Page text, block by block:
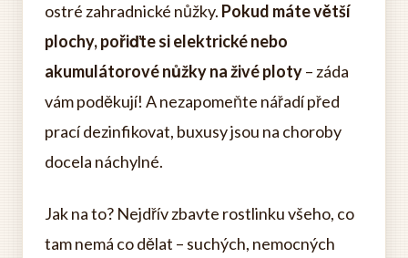
ostré zahradnické nůžky. Pokud máte větší
plochy, pořiďte si elektrické nebo
akumulátorové nůžky na živé ploty– záda
vám poděkují! A nezapomeňte nářadí před
prací dezinfikovat, buxusy jsou na choroby
docela náchylné.
Jak na to? Nejdřív zbavte rostlinku všeho, co
tam nemá co dělat – suchých, nemocných